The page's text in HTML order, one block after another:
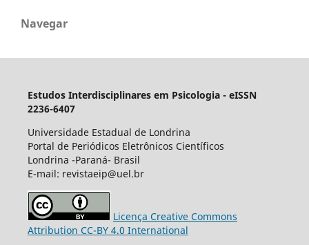
Navegar
Estudos Interdisciplinares em Psicologia - eISSN
2236-6407
Universidade Estadual de Londrina
Portal de Periódicos Eletrônicos Científicos
Londrina -Paraná- Brasil
E-mail: revistaeip@uel.br
Licença Creative Commons
Attribution CC-BY 4.0 International